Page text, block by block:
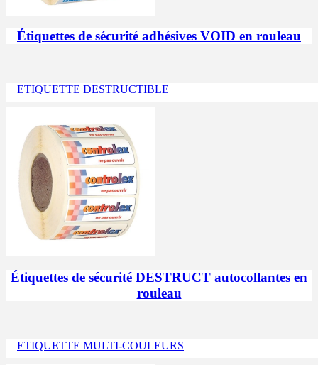
Étiquettes de sécurité adhésives VOID en rouleau
ETIQUETTE DESTRUCTIBLE
Étiquettes de sécurité DESTRUCT autocollantes en
rouleau
ETIQUETTE MULTI-COULEURS